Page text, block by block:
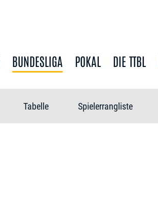
BUNDESLIGA POKAL DIE TTBL
Tabelle Spielerrangliste